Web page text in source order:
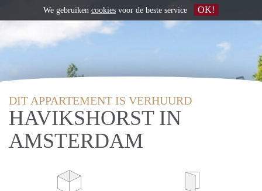
DIT APPARTEMENT IS VERHUURD
HAVIKSHORST IN
AMSTERDAM
We gebruiken cookies voor de beste service OK!